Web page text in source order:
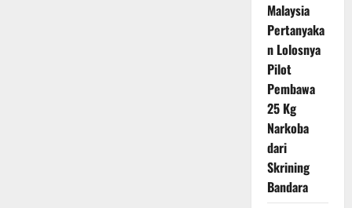
Malaysia
Pertanyaka
n Lolosnya
Pilot
Pembawa
25 Kg
Narkoba
dari
Skrining
Bandara